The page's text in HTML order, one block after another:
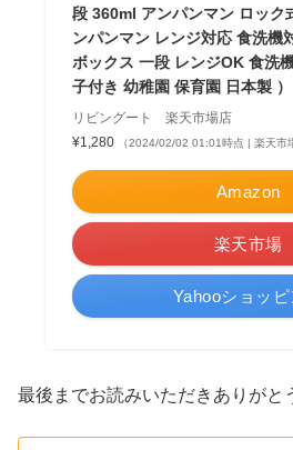
段 360ml アンパンマン ロック
ンパンマン レンジ対応 食洗機
ボックス 一段 レンジOK 食洗
子付き 幼稚園 保育園 日本製 ）
リビングート 楽天市場店
¥1,280
（2024/02/02 01:01時点 | 楽天市
Amazon
楽天市場
Yahooショッ
最後までお読みいただきありがと